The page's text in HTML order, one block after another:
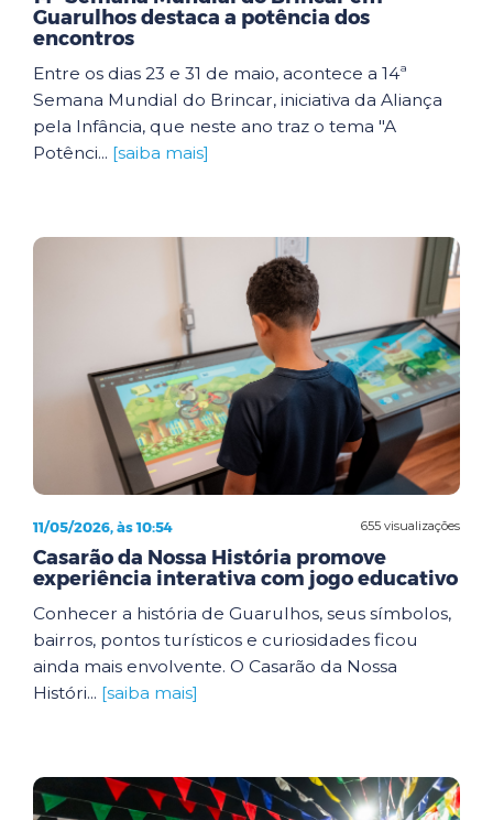
Guarulhos destaca a potência dos
encontros
Entre os dias 23 e 31 de maio, acontece a 14ª
Semana Mundial do Brincar, iniciativa da Aliança
pela Infância, que neste ano traz o tema "A
Potênci... [saiba mais]
655 visualizações
11/05/2026, às 10:54
Casarão da Nossa História promove
experiência interativa com jogo educativo
Conhecer a história de Guarulhos, seus símbolos,
bairros, pontos turísticos e curiosidades ficou
ainda mais envolvente. O Casarão da Nossa
Históri... [saiba mais]